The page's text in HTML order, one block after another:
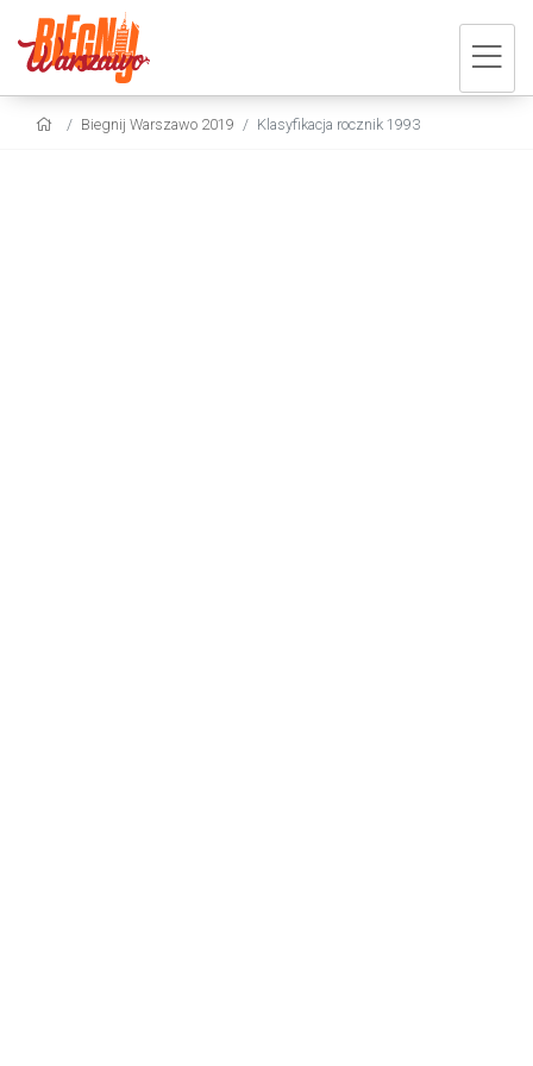
Biegnij Warszawo 2019 Klasyfikacja rocznik 1993